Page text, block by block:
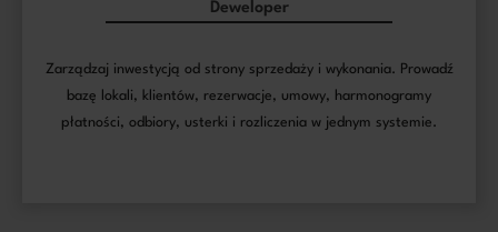
Deweloper
Zarządzaj inwestycją od strony sprzedaży i wykonania. Prowadź
bazę lokali, klientów, rezerwacje, umowy, harmonogramy
płatności, odbiory, usterki i rozliczenia w jednym systemie.